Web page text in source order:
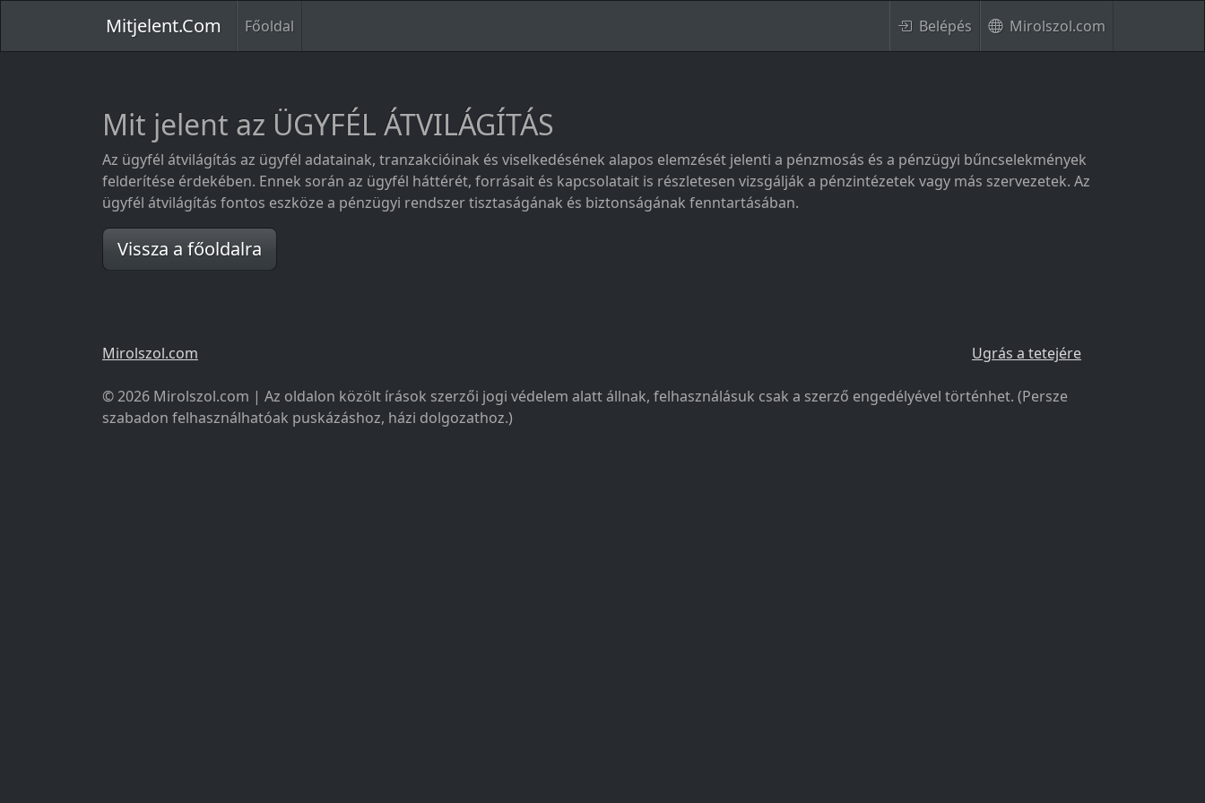
Mitjelent.Com Főoldal Belépés Mirolszol.com
Mit jelent az ÜGYFÉL ÁTVILÁGÍTÁS
Az ügyfél átvilágítás az ügyfél adatainak, tranzakcióinak és viselkedésének alapos elemzését jelenti a pénzmosás és a pénzügyi bűncselekmények
felderítése érdekében. Ennek során az ügyfél háttérét, forrásait és kapcsolatait is részletesen vizsgálják a pénzintézetek vagy más szervezetek. Az
ügyfél átvilágítás fontos eszköze a pénzügyi rendszer tisztaságának és biztonságának fenntartásában.
Vissza a főoldalra
Ugrás a tetejére
Mirolszol.com
© 2026 Mirolszol.com | Az oldalon közölt írások szerzői jogi védelem alatt állnak, felhasználásuk csak a szerző engedélyével történhet. (Persze
szabadon felhasználhatóak puskázáshoz, házi dolgozathoz.)